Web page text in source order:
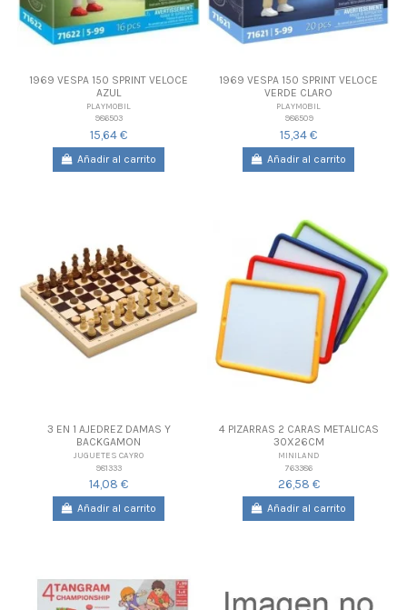
1969 VESPA 150 SPRINT VELOCE
AZUL
PLAYMOBIL
986503
15,64 €
Añadir al carrito
1969 VESPA 150 SPRINT VELOCE
VERDE CLARO
PLAYMOBIL
986509
15,34 €
Añadir al carrito
3 EN 1 AJEDREZ DAMAS Y
BACKGAMON
JUGUETES CAYRO
981333
14,08 €
Añadir al carrito
4 PIZARRAS 2 CARAS METALICAS
30X26CM
MINILAND
763386
26,58 €
Añadir al carrito